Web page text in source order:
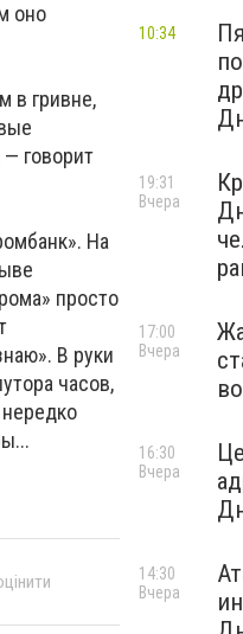
оно
в гривне,
говорит
На
просто
В руки
часов,
10:34
19:31
Вчера
17:00
Вчера
16:30
Вчера
14:30
Вчера